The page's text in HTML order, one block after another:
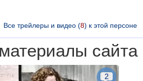
Все трейлеры и видео (8) к этой персоне
сайта
2